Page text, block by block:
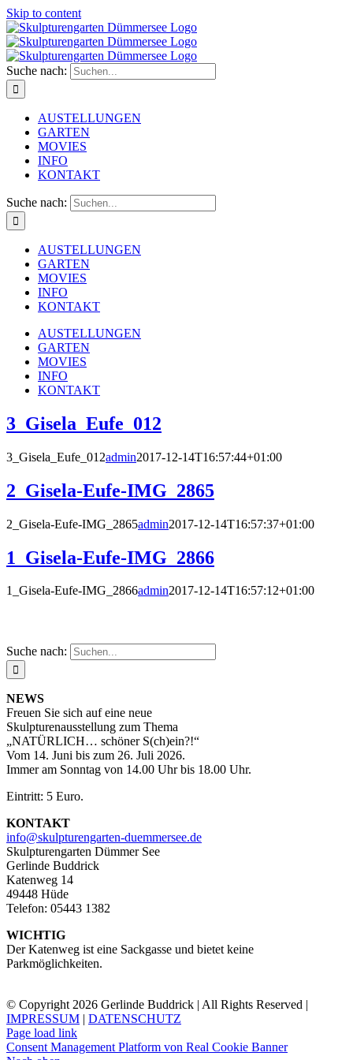
Skip to content
Suche nach:
AUSTELLUNGEN
GARTEN
MOVIES
INFO
KONTAKT
Suche nach:
AUSTELLUNGEN
GARTEN
MOVIES
INFO
KONTAKT
AUSTELLUNGEN
GARTEN
MOVIES
INFO
KONTAKT
3_Gisela_Eufe_012
3_Gisela_Eufe_012admin2017-12-14T16:57:44+01:00
2_Gisela-Eufe-IMG_2865
2_Gisela-Eufe-IMG_2865admin2017-12-14T16:57:37+01:00
1_Gisela-Eufe-IMG_2866
1_Gisela-Eufe-IMG_2866admin2017-12-14T16:57:12+01:00
Suche nach:
NEWS
Freuen Sie sich auf eine neue
Skulpturenausstellung zum Thema
„NATÜRLICH… schöner S(ch)ein?!“
Vom 14. Juni bis zum 26. Juli 2026.
Immer am Sonntag von 14.00 Uhr bis 18.00 Uhr.
Eintritt: 5 Euro.
KONTAKT
info@skulpturengarten-duemmersee.de
Skulpturengarten Dümmer See
Gerlinde Buddrick
Katenweg 14
49448 Hüde
Telefon: 05443 1382
WICHTIG
Der Katenweg ist eine Sackgasse und bietet keine
Parkmöglichkeiten.
© Copyright 2026 Gerlinde Buddrick | All Rights Reserved |
IMPRESSUM | DATENSCHUTZ
Page load link
Consent Management Platform von Real Cookie Banner